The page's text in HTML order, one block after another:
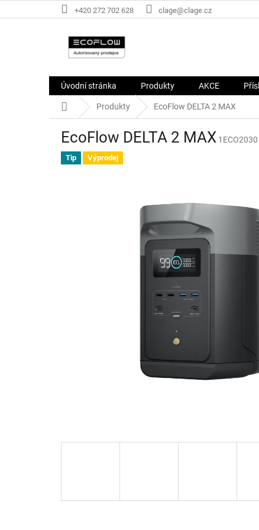
na
+420 272 702 628 clage@clage.cz
Úvodní stránka Produkty AKCE
Domů Produkty EcoFlow DELTA 2 MAX
EcoFlow DELTA 2 MAX 1ECO2030
Tip Výprodej